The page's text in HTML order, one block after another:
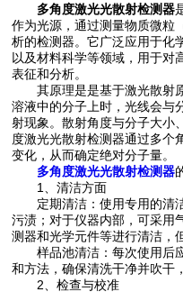
多角度激光光散射检测器
作为光源，通过测量物质微粒
析的检测器。它广泛应用于化
以及材料科学等领域，用于对
表征和分析。
其原理是是基于激光散射原
溶液中的分子上时，光线会与
射现象。散射角度与分子大小
度激光光散射检测器通过多个
变化，从而确定绝对分子量。
多角度激光光散射检测器
1、清洁方面
定期清洁：使用专用的清洁
污渍；对于仪器内部，可采用
测器和光学元件等进行清洁，
样品池清洁：每次使用后应
和方法，确保清洗干净并吹干
2、检查与校准